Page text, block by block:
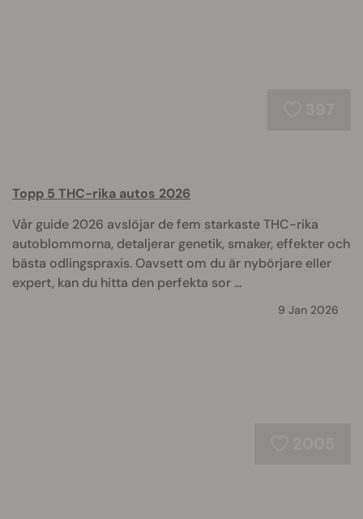
Topp 5 THC-rika autos 2026
Vår guide 2026 avslöjar de fem starkaste THC-rika
autoblommorna, detaljerar genetik, smaker, effekter och
bästa odlingspraxis. Oavsett om du är nybörjare eller
expert, kan du hitta den perfekta sor ...
9 Jan 2026